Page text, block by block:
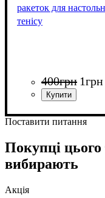
ракеток для
тенісу
400грн 1грн
Поставити питання
Покупці
вибирають
Акція